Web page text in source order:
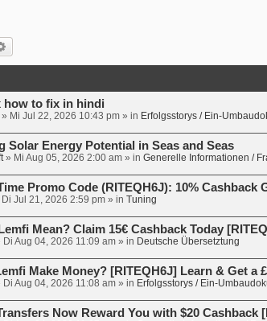
how to fix in hindi
Mi Jul 22, 2026 10:43 pm» in Erfolgsstorys / Ein-
Solar Energy Potential in Seas and Seas
» Mi Aug 05, 2026 2:00 am» in Generelle Informationen /
Promo Code (RITEQH6J): 10% Cashback
Di Jul 21, 2026 2:59 pm» in Tuning
Mean? Claim 15€ Cashback Today
Di Aug 04, 2026 11:09 am» in Deutsche Übersetztung
Make Money? [RITEQH6J] Learn & Get a
Di Aug 04, 2026 11:08 am» in Erfolgsstorys / Ein-
Now Reward You with $20 Cashback